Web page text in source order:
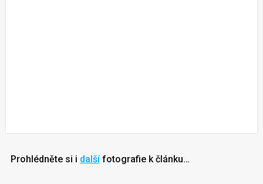
Prohlédněte si i dalšífotografie k článku…